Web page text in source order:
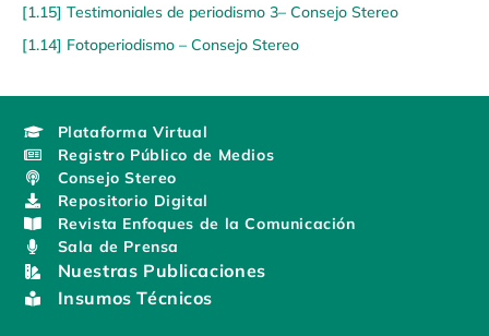
[1.15] Testimoniales de periodismo 3– Consejo Stereo
[1.14] Fotoperiodismo – Consejo Stereo
Plataforma Virtual
Registro Público de Medios
Consejo Stereo
Repositorio Digital
Revista Enfoques de la Comunicación
Sala de Prensa
Nuestras Publicaciones
Insumos Técnicos